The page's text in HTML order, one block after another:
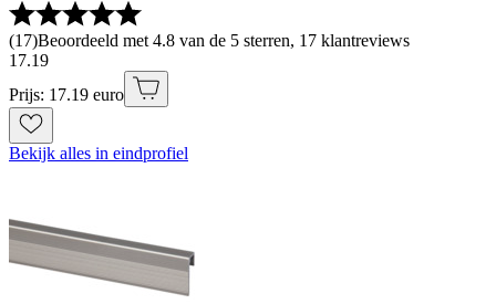
(17)Beoordeeld met 4.8 van de 5 sterren, 17 klantreviews
17.19
Prijs: 17.19 euro
Bekijk alles in eindprofiel